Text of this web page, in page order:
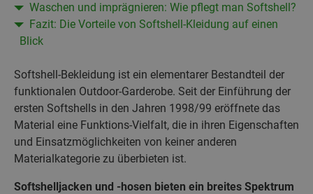
Waschen und imprägnieren: Wie pflegt man Softshell?
Fazit: Die Vorteile von Softshell-Kleidung auf einen
Blick
Softshell-Bekleidung ist ein elementarer Bestandteil der
funktionalen Outdoor-Garderobe. Seit der Einführung der
ersten Softshells in den Jahren 1998/99 eröffnete das
Material eine Funktions-Vielfalt, die in ihren Eigenschaften
und Einsatzmöglichkeiten von keiner anderen
Materialkategorie zu überbieten ist.
Softshelljacken und -hosen bieten ein breites Spektrum